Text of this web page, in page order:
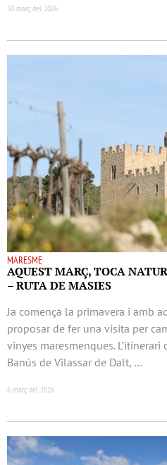
30 març del 2026
MARESME
AQUEST MARÇ, TOCA
– RUTA DE MASIES
Ja comença la primavera i amb
proposar de fer una visita per
vinyes maresmenques.
Banús de Vilassar de Dalt, …
6 març del 2026